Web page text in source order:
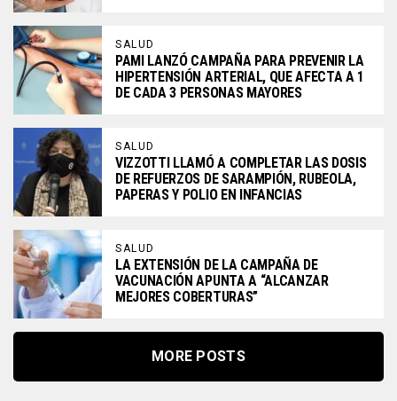
SALUD
PAMI LANZÓ CAMPAÑA PARA PREVENIR LA
HIPERTENSIÓN ARTERIAL, QUE AFECTA A 1
DE CADA 3 PERSONAS MAYORES
SALUD
VIZZOTTI LLAMÓ A COMPLETAR LAS DOSIS
DE REFUERZOS DE SARAMPIÓN, RUBEOLA,
PAPERAS Y POLIO EN INFANCIAS
SALUD
LA EXTENSIÓN DE LA CAMPAÑA DE
VACUNACIÓN APUNTA A “ALCANZAR
MEJORES COBERTURAS”
MORE POSTS